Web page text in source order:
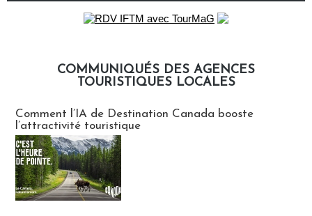
COMMUNIQUÉS DES AGENCES
TOURISTIQUES LOCALES
Comment l’IA de Destination Canada booste
l’attractivité touristique